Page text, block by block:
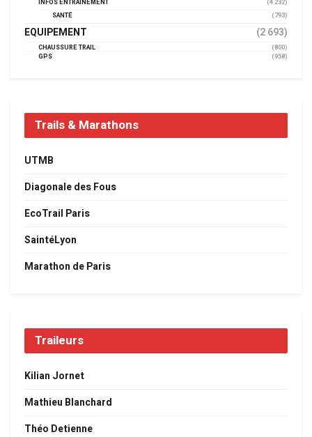
INFOS ENTRAINEMENT
(4 232)
SANTÉ
(793)
EQUIPEMENT (2 693)
CHAUSSURE TRAIL
(800)
GPS
(958)
Trails & Marathons
UTMB
Diagonale des Fous
EcoTrail Paris
SaintéLyon
Marathon de Paris
Traileurs
Kilian Jornet
Mathieu Blanchard
Théo Detienne